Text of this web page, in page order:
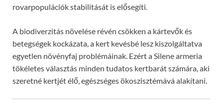
rovarpopulációk stabilitását is elősegíti.
A biodiverzitás növelése révén csökken a kártevők és
betegségek kockázata, a kert kevésbé lesz kiszolgáltatva
egyetlen növényfaj problémáinak. Ezért a Silene armeria
tökéletes választás minden tudatos kertbarát számára, aki
szeretné kertjét élő, egészséges ökoszisztémává alakítani.